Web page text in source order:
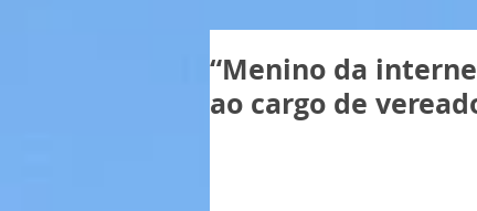
“Menino da
ao cargo de